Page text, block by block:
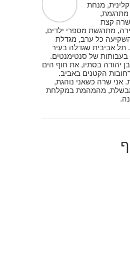
מנחת
מתרגמת,
קצת
מתרגשת מספרי ילדים,
כל ערב, מגדלת
תל אביבית שגדלה בעיר
בעבותות של סנטימנטים.
יהודה בסתיו, את חוף הים
הקטנים באביב.
אני שרה כשאני נוהגת,
מהמהמת במקלחת